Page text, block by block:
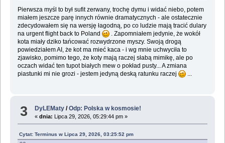
Pierwsza myśl to był sufit zerwany, trochę dymu i widać niebo, potem
miałem jeszcze parę innych równie dramatycznych - ale ostatecznie
zdecydowałem się na wersję łagodną, po co ludzie mają tracić dulary
na urgent flight back to Poland
. Zapomniałem jedynie, że wokół
kota miały dziko tańcować rozwydrzone myszy. Swoją drogą
powiedziałem AI, że kot ma mieć kaca - i wg mnie uchwyciła to
zjawisko, pomimo tego, że koty mają raczej słabą mimikę, ale po
oczach widać ten tupot białych mew o pokład pusty... A zmiana
piastunki mi nie grozi - jestem jedyną deską ratunku raczej
...
3 DyLEMaty /Odp: Polska w kosmosie!
«dnia: Lipca 29, 2026, 05:29:44 pm »
Cytat: Terminus w Lipca 29, 2026, 03:25:52 pm